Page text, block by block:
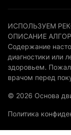
ИСПОЛЬЗУЕМ
ОПИСАНИЕ
Содержание
диагностики или
здоровьем.
врачом перед
© 2026 Основа
Политика